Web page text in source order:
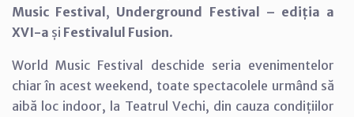
Music Festival, Underground Festival – ediția a
XVI-a și Festivalul Fusion.
World Music Festival deschide seria evenimentelor
chiar în acest weekend, toate spectacolele urmând să
aibă loc indoor, la Teatrul Vechi, din cauza condițiilor